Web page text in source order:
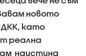
новото
ДКК, като
реална
наистина